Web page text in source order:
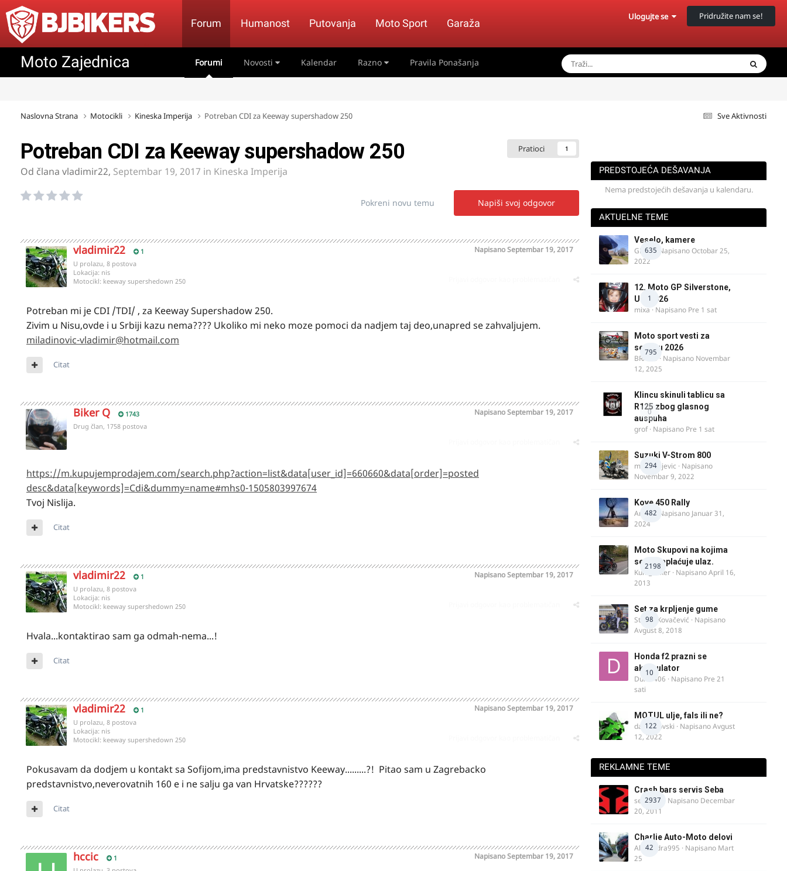
Forum Humanost Putovanja Moto Sport Garaža
Ulogujte se Pridružite nam se!
Moto Zajednica Forumi Novosti Kalendar Razno Pravila Ponašanja
Sve Aktivnosti
Naslovna Strana Motocikli Kineska Imperija Potreban CDI za Keeway supershadow 250
Pratioci 1
Potreban CDI za Keeway supershadow 250
Od člana vladimir22, Septembar 19, 2017 in Kineska Imperija
Napiši svoj odgovor
Pokreni novu temu
vladimir22 1 NapisanoSeptembar 19, 2017
U prolazu, 8 postova
Lokacija: nis
Motocikl: keeway supershedown 250
Potreban mi je CDI /TDI/ , za Keeway Supershadow 250.
Zivim u Nisu,ovde i u Srbiji kazu nema???? Ukoliko mi neko moze pomoci da nadjem taj deo,unapred se zahvaljujem.
miladinovic-vladimir@hotmail.com
Citat
Biker Q 1743 NapisanoSeptembar 19, 2017
Drug član, 1758 postova
https://m.kupujemprodajem.com/search.php?action=list&data[user_id]=660660&data[order]=posted
desc&data[keywords]=Cdi&dummy=name#mhs0-1505803997674
Tvoj Nislija.
Citat
vladimir22 1 NapisanoSeptembar 19, 2017
U prolazu, 8 postova
Lokacija: nis
Motocikl: keeway supershedown 250
Hvala...kontaktirao sam ga odmah-nema...!
Citat
vladimir22 1 NapisanoSeptembar 19, 2017
U prolazu, 8 postova
Lokacija: nis
Motocikl: keeway supershedown 250
Pokusavam da dodjem u kontakt sa Sofijom,ima predstavnistvo Keeway.........?! Pitao sam u Zagrebacko
predstavnistvo,neverovatnih 160 e i ne salju ga van Hrvatske??????
Citat
hccic 1 NapisanoSeptembar 19, 2017
PREDSTOJEĆA DEŠAVANJA
Nema predstojećih dešavanja u kalendaru.
AKTUELNE TEME
635
Veselo, kamere
GR 46· NapisanoOctobar 25,
2022
1
12. Moto GP Silverstone,
UK, 2026
mixa · Napisano Pre 1 sat
795
Moto sport vesti za
sezonu 2026
BRACO · Napisano Novembar
12, 2025
0
Klincu skinuli tablicu sa
R125 zbog glasnog
auspuha
grof· Napisano Pre 1 sat
294
Suzuki V-Strom 800
m.milivojevic · Napisano
Novembar 9, 2022
482
Kove 450 Rally
AnteK· Napisano Januar 31,
2024
2198
Moto Skupovi na kojima
se ne naplaćuje ulaz.
Kum_Mixer · NapisanoApril 16,
2013
98
Set za krpljenje gume
Stefan Kovačević · Napisano
Avgust 8, 2018
10
Honda f2 prazni se
akomulator
Dule1406 · Napisano Pre 21
sati
122
MOTUL ulje, fals ili ne?
dalipopovski · NapisanoAvgust
12, 2022
REKLAMNE TEME
2937
Crash bars servis Seba
seba011 · Napisano Decembar
20, 2011
42
Charlie Auto-Moto delovi
Alexandra995 · Napisano Mart
25